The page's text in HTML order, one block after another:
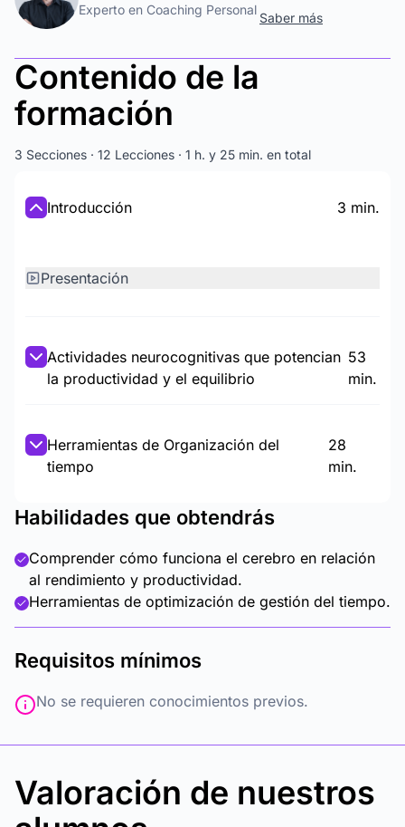
Experto en Coaching Personal
Saber más
Contenido de la
formación
3 Secciones · 12 Lecciones · 1 h. y 25 min. en total
Introducción 3 min.
Presentación
Actividades neurocognitivas que potencian
la productividad y el equilibrio
53
min.
Herramientas de Organización del
tiempo
28
min.
Habilidades que obtendrás
Comprender cómo funciona el cerebro en relación
al rendimiento y productividad.
Herramientas de optimización de gestión del tiempo.
Requisitos mínimos
No se requieren conocimientos previos.
Valoración de nuestros